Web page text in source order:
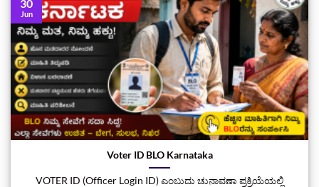
Voter ID BLO Karnataka
VOTER ID (Officer Login ID) ಎಂಬುದು ಚುನಾವಣಾ ಪ್ರಕ್ರಿಯೆಯಲ್ಲಿ
30
Jun